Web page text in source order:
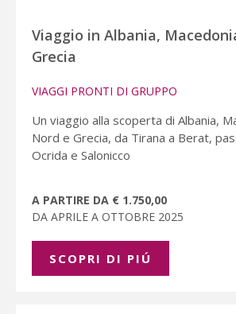
Viaggio in Albania,
Grecia
VIAGGI PRONTI DI GRUPPO
Un viaggio alla scoperta di Albania,
Nord e Grecia, da Tirana a Berat,
Ocrida e Salonicco
A PARTIRE DA € 1.750,00
DA APRILE A OTTOBRE 2025
SCOPRI DI PIÚ